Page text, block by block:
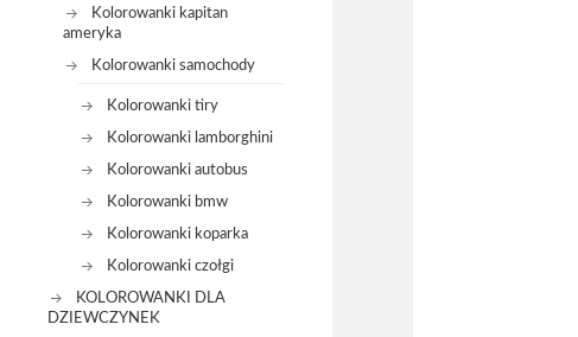
Kolorowanki kapitan
ameryka
Kolorowanki samochody
Kolorowanki tiry
Kolorowanki lamborghini
Kolorowanki autobus
Kolorowanki bmw
Kolorowanki koparka
Kolorowanki czołgi
KOLOROWANKI DLA
DZIEWCZYNEK